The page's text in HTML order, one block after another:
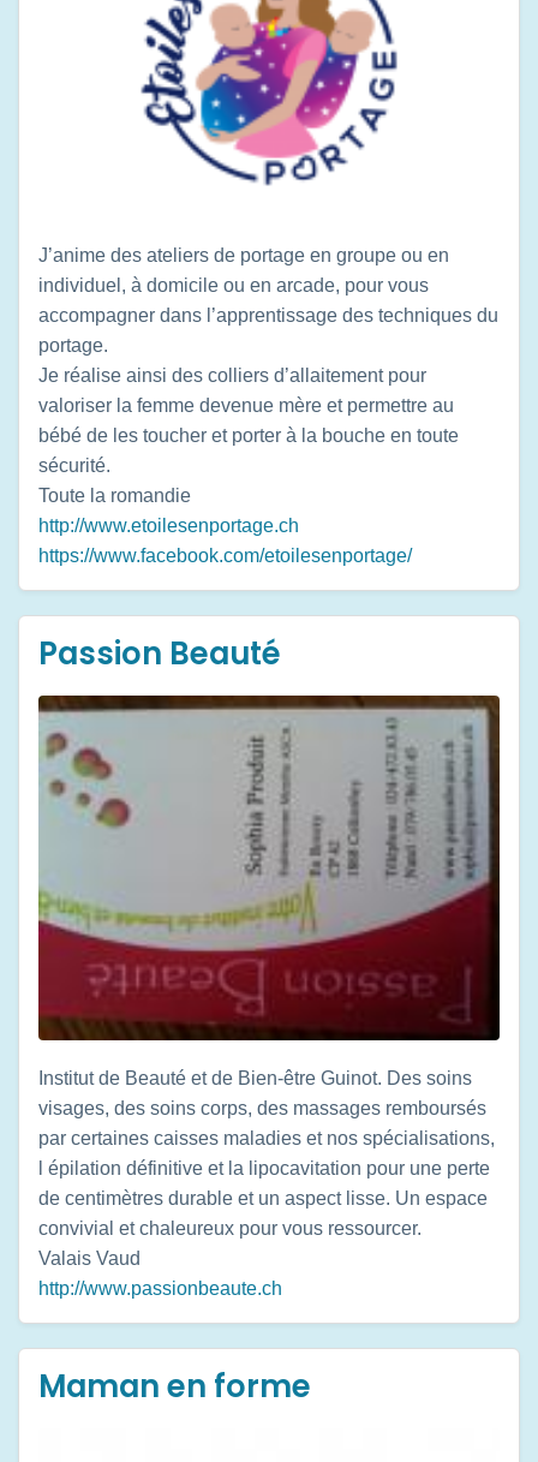
J’anime des ateliers de portage en groupe ou en
individuel, à domicile ou en arcade, pour vous
accompagner dans l’apprentissage des techniques du
portage.
Je réalise ainsi des colliers d’allaitement pour
valoriser la femme devenue mère et permettre au
bébé de les toucher et porter à la bouche en toute
sécurité.
Toute la romandie
http://www.etoilesenportage.ch
https://www.facebook.com/etoilesenportage/
Passion Beauté
Institut de Beauté et de Bien-être Guinot. Des soins
visages, des soins corps, des massages remboursés
par certaines caisses maladies et nos spécialisations,
l épilation définitive et la lipocavitation pour une perte
de centimètres durable et un aspect lisse. Un espace
convivial et chaleureux pour vous ressourcer.
Valais Vaud
http://www.passionbeaute.ch
Maman en forme